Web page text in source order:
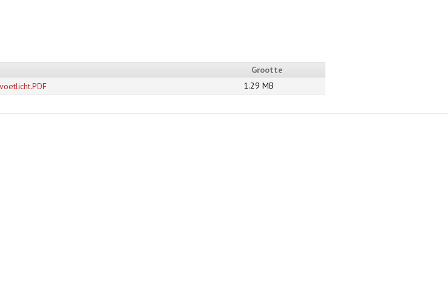
Grootte
1.29 MB